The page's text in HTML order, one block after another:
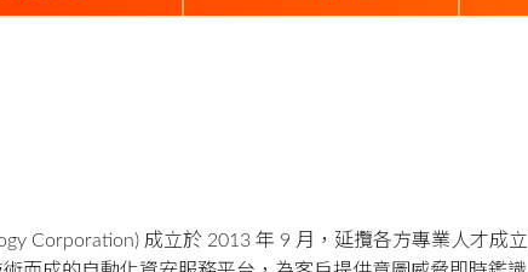
Corporation) 成立於 2013 年 9 月，延攬各方專業人才成立